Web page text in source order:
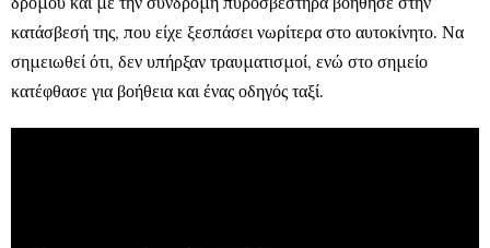
κατάσβεσή της, που είχε ξεσπάσει νωρίτερα στο αυτοκίνητο. Να
σημειωθεί ότι, δεν υπήρξαν τραυματισμοί, ενώ στο σημείο
κατέφθασε για βοήθεια και ένας οδηγός ταξί.